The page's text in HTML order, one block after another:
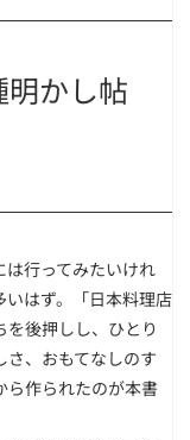
かし帖
行ってみたいけれ
はず。「日本料理店
後押しし、ひとり
、おもてなしのす
ら作られたのが本書